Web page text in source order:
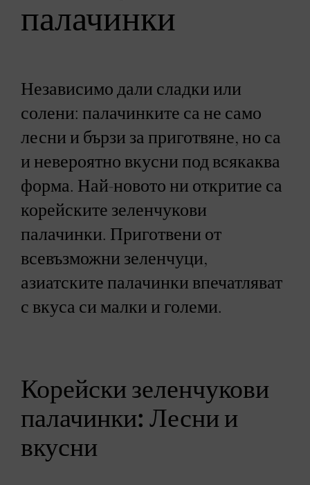
палачинки
Независимо дали сладки или
солени: палачинките са не само
лесни и бързи за приготвяне, но са
и невероятно вкусни под всякаква
форма. Най-новото ни откритие са
корейските зеленчукови
палачинки. Приготвени от
всевъзможни зеленчуци,
азиатските палачинки впечатляват
с вкуса си малки и големи.
Корейски зеленчукови
палачинки: Лесни и
вкусни